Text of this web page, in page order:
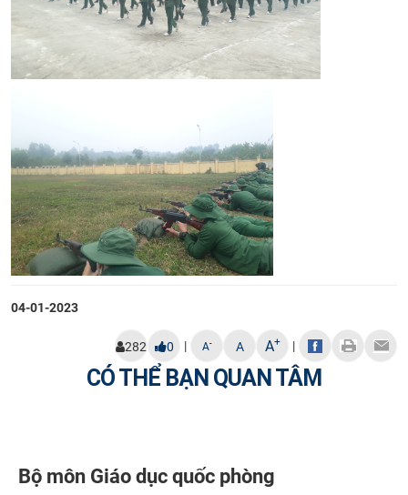
04-01-2023
282 0 | A- A A+ |
CÓ THỂ BẠN QUAN TÂM
Bộ môn Giáo dục quốc phòng